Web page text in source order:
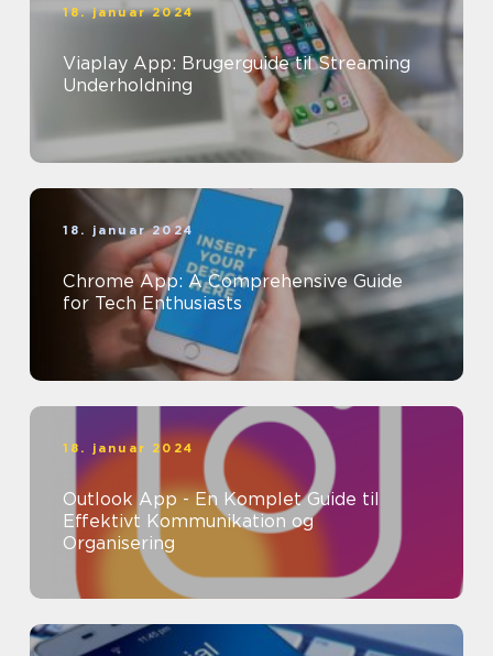
18. januar 2024
Viaplay App: Brugerguide til Streaming
Underholdning
18. januar 2024
Chrome App: A Comprehensive Guide
for Tech Enthusiasts
18. januar 2024
Outlook App - En Komplet Guide til
Effektivt Kommunikation og
Organisering